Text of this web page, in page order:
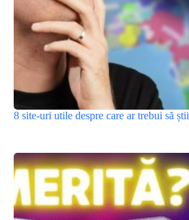
8 site-uri utile despre care ar trebui să știi